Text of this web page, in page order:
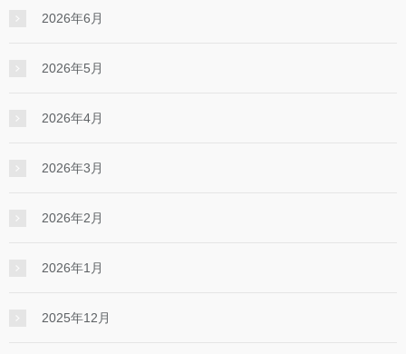
2026年6月
2026年5月
2026年4月
2026年3月
2026年2月
2026年1月
2025年12月